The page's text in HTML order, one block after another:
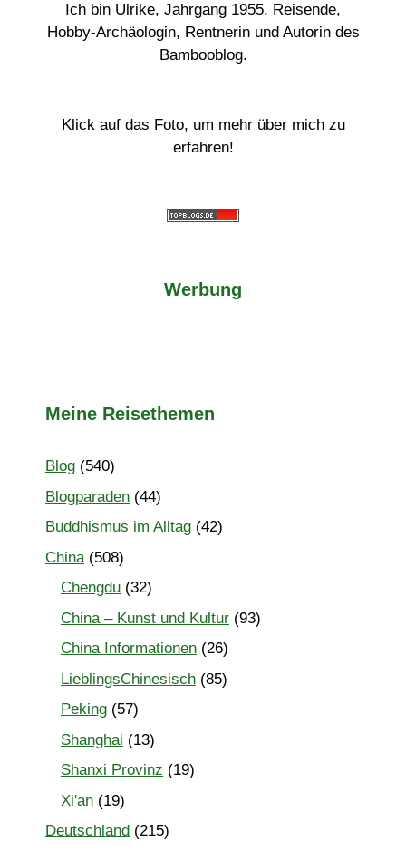
Ich bin Ulrike, Jahrgang 1955. Reisende,
Hobby-Archäologin, Rentnerin und Autorin des
Bambooblog.
Klick auf das Foto, um mehr über mich zu
erfahren!
Werbung
Meine Reisethemen
Blog (540)
Blogparaden (44)
Buddhismus im Alltag (42)
China(508)
Chengdu (32)
China – Kunst und Kultur (93)
China Informationen (26)
LieblingsChinesisch (85)
Peking (57)
Shanghai (13)
Shanxi Provinz (19)
Xi'an (19)
Deutschland (215)